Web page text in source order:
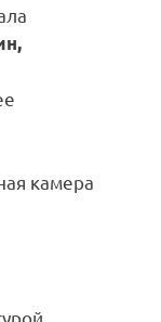
камера